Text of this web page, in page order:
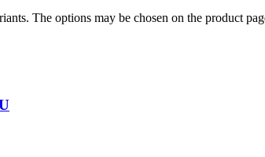
The options may be chosen on the product